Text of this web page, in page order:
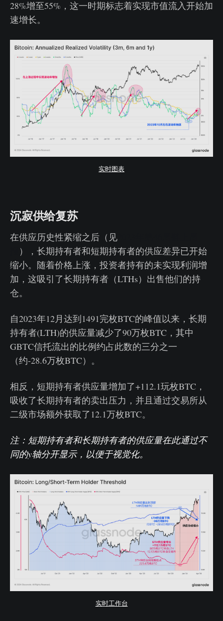
28%增至55%，这一时期标志着实现市值流入开始加
速增长。
实时图表
沉寂供给复苏
在供应历史性紧缩之后（见
），长期持有者和短期持有者的供应差异已开始
缩小。随着价格上涨，投资者持有的未实现利润增
加，这吸引了长期持有者（LTHs）出售他们的持
仓。
自2023年12月达到1491完枚BTC的峰值以来，长期
持有者(LTH)的供应量减少了90万枚BTC，其中
GBTC信托流出的比例约占此数的三分之一
（约-28.6万枚BTC）。
相反，短期持有者供应量增加了+112.1玩枚BTC，
吸收了长期持有者的卖出压力，并且通过交易所从
二级市场额外获取了12.1万枚BTC。
注：短期持有者和长期持有者的供应量在此通过不
同的y轴分开显示，以便于视觉化。
实时工作台